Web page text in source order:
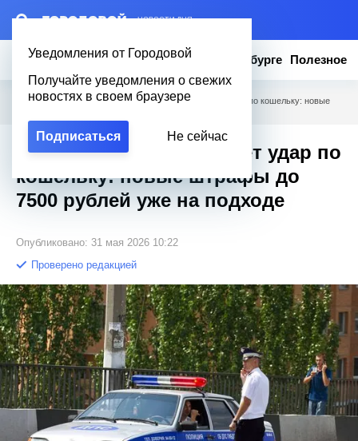
– НОВОСТИ ДНЯ
Уведомления от Городовой
Получайте уведомления о свежих
новостях в своем браузере
Подписаться Не сейчас
Новости Эксклюзив Вопросы о Петербурге Полезное
Городовой Полезное / С 1 июня водителей ждёт удар по кошельку: новые
С 1 июня водителей ждёт удар по
кошельку: новые штрафы до
7500 рублей уже на подходе
Опубликовано: 31 мая 2026 10:22
Проверено редакцией